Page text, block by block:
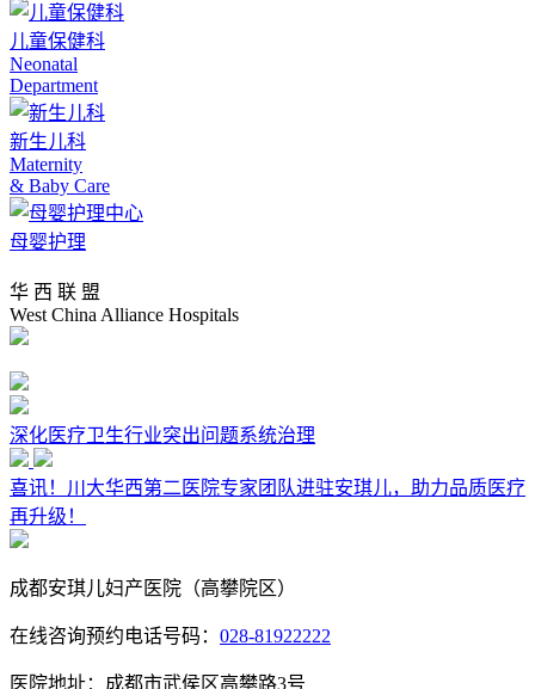
儿童保健科
Neonatal
Department
新生儿科
Maternity
& Baby Care
母婴护理
华 西 联 盟
West China Alliance Hospitals
深化医疗卫生行业突出问题系统治理
喜讯！川大华西第二医院专家团队进驻安琪儿，助力品质医疗
再升级！
成都安琪儿妇产医院（高攀院区）
在线咨询预约电话号码： 028-81922222
医院地址：成都市武侯区高攀路3号